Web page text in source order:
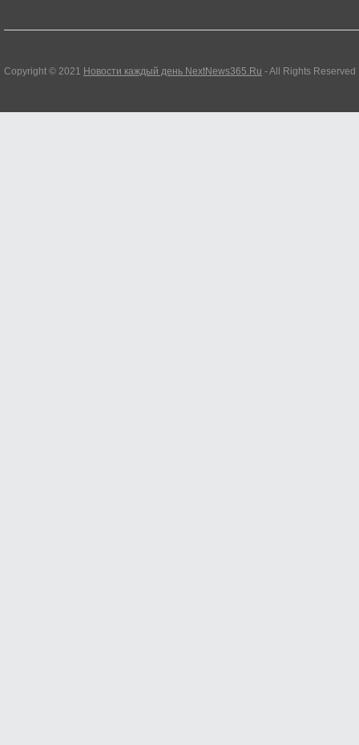
Copyright © 2021 Новости каждый день NextNews365.Ru - All Rights Reserved